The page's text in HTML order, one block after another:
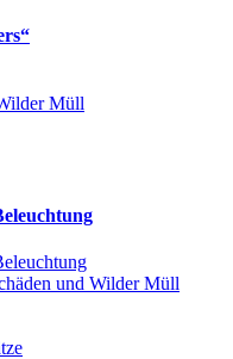
Müll
und Wilder Müll